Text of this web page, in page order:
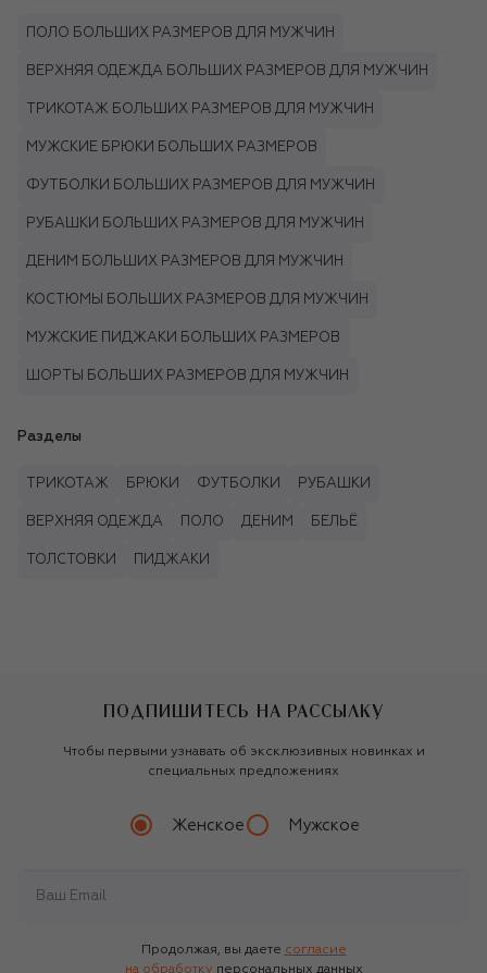
ПОЛО БОЛЬШИХ РАЗМЕРОВ ДЛЯ МУЖЧИН
ВЕРХНЯЯ ОДЕЖДА БОЛЬШИХ РАЗМЕРОВ ДЛЯ МУЖЧИН
ТРИКОТАЖ БОЛЬШИХ РАЗМЕРОВ ДЛЯ МУЖЧИН
МУЖСКИЕ БРЮКИ БОЛЬШИХ РАЗМЕРОВ
ФУТБОЛКИ БОЛЬШИХ РАЗМЕРОВ ДЛЯ МУЖЧИН
РУБАШКИ БОЛЬШИХ РАЗМЕРОВ ДЛЯ МУЖЧИН
ДЕНИМ БОЛЬШИХ РАЗМЕРОВ ДЛЯ МУЖЧИН
КОСТЮМЫ БОЛЬШИХ РАЗМЕРОВ ДЛЯ МУЖЧИН
МУЖСКИЕ ПИДЖАКИ БОЛЬШИХ РАЗМЕРОВ
ШОРТЫ БОЛЬШИХ РАЗМЕРОВ ДЛЯ МУЖЧИН
Разделы
ТРИКОТАЖ БРЮКИ ФУТБОЛКИ РУБАШКИ
ВЕРХНЯЯ ОДЕЖДА ПОЛО ДЕНИМ БЕЛЬЁ
ТОЛСТОВКИ ПИДЖАКИ
ПОДПИШИТЕСЬ НА РАССЫЛКУ
Чтобы первыми узнавать об эксклюзивных новинках и
специальных предложениях
Женское Мужское
Продолжая, вы даете согласие
на обработку персональных данных